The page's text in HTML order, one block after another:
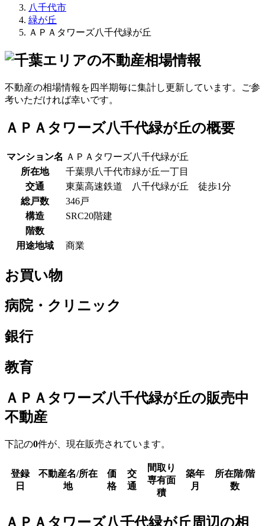
八千代市
緑が丘
ＡＰＡタワーズ八千代緑が丘
不動産の相場情報を四半期毎に集計し更新しています。ご参
考いただければ幸いです。
ＡＰＡタワーズ八千代緑が丘の概要
マンション名 ＡＰＡタワーズ八千代緑が丘
所在地
千葉県八千代市緑が丘一丁目
交通
東葉高速鉄道 八千代緑が丘 徒歩1分
総戸数
346戸
構造
SRC20階建
階数
用途地域
商業
お買い物
病院・クリニック
銀行
教育
ＡＰＡタワーズ八千代緑が丘の販売中
不動産
下記の0件が、現在販売されています。
登録
日
不動産名/所在
地
価
格
交
通
間取り
専有面
積
築年
月
所在階/階
数
ＡＰＡタワーズ八千代緑が丘周辺の相